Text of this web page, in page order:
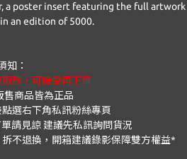
poster insert featuring the full
an edition of 5000.
知：
務，可接受再下單
售商品皆為正品
選右下角私訊粉絲專頁
請見諒 建議先私訊詢問貨況
不退換，開箱建議錄影保障雙方權益*